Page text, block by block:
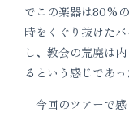
でこの楽器は80%
時をくぐり抜けた
し、教会の荒廃は
るという感じであっ
今回のツアーで